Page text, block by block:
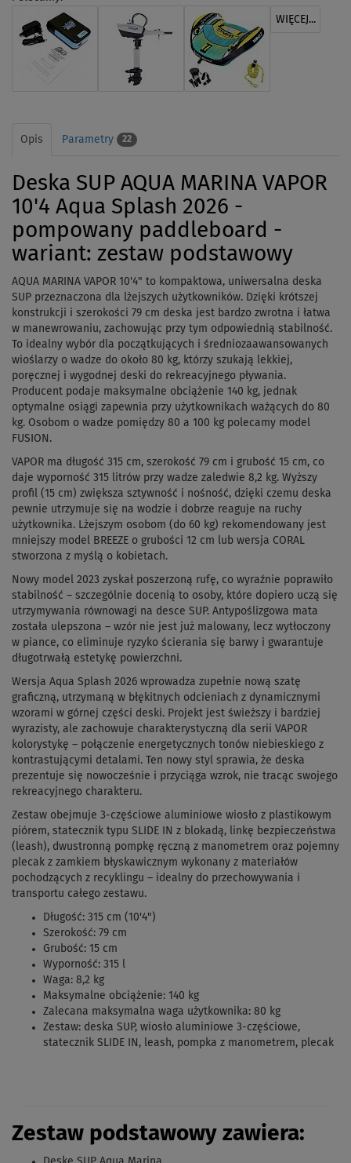
WIĘCEJ...
Opis Parametry 22
Deska SUP AQUA MARINA VAPOR
10'4 Aqua Splash 2026 -
pompowany paddleboard -
wariant: zestaw podstawowy
AQUA MARINA VAPOR 10'4" to kompaktowa, uniwersalna deska
SUP przeznaczona dla lżejszych użytkowników. Dzięki krótszej
konstrukcji i szerokości 79 cm deska jest bardzo zwrotna i łatwa
w manewrowaniu, zachowując przy tym odpowiednią stabilność.
To idealny wybór dla początkujących i średniozaawansowanych
wioślarzy o wadze do około 80 kg, którzy szukają lekkiej,
poręcznej i wygodnej deski do rekreacyjnego pływania.
Producent podaje maksymalne obciążenie 140 kg, jednak
optymalne osiągi zapewnia przy użytkownikach ważących do 80
kg. Osobom o wadze pomiędzy 80 a 100 kg polecamy model
FUSION.
VAPOR ma długość 315 cm, szerokość 79 cm i grubość 15 cm, co
daje wyporność 315 litrów przy wadze zaledwie 8,2 kg. Wyższy
profil (15 cm) zwiększa sztywność i nośność, dzięki czemu deska
pewnie utrzymuje się na wodzie i dobrze reaguje na ruchy
użytkownika. Lżejszym osobom (do 60 kg) rekomendowany jest
mniejszy model BREEZE o grubości 12 cm lub wersja CORAL
stworzona z myślą o kobietach.
Nowy model 2023 zyskał poszerzoną rufę, co wyraźnie poprawiło
stabilność – szczególnie docenią to osoby, które dopiero uczą się
utrzymywania równowagi na desce SUP. Antypoślizgowa mata
została ulepszona – wzór nie jest już malowany, lecz wytłoczony
w piance, co eliminuje ryzyko ścierania się barwy i gwarantuje
długotrwałą estetykę powierzchni.
Wersja Aqua Splash 2026 wprowadza zupełnie nową szatę
graficzną, utrzymaną w błękitnych odcieniach z dynamicznymi
wzorami w górnej części deski. Projekt jest świeższy i bardziej
wyrazisty, ale zachowuje charakterystyczną dla serii VAPOR
kolorystykę – połączenie energetycznych tonów niebieskiego z
kontrastującymi detalami. Ten nowy styl sprawia, że deska
prezentuje się nowocześnie i przyciąga wzrok, nie tracąc swojego
rekreacyjnego charakteru.
Zestaw obejmuje 3-częściowe aluminiowe wiosło z plastikowym
piórem, statecznik typu SLIDE IN z blokadą, linkę bezpieczeństwa
(leash), dwustronną pompkę ręczną z manometrem oraz pojemny
plecak z zamkiem błyskawicznym wykonany z materiałów
pochodzących z recyklingu – idealny do przechowywania i
transportu całego zestawu.
Długość: 315 cm (10'4")
Szerokość: 79 cm
Grubość: 15 cm
Wyporność: 315 l
Waga: 8,2 kg
Maksymalne obciążenie: 140 kg
Zalecana maksymalna waga użytkownika: 80 kg
Zestaw: deska SUP, wiosło aluminiowe 3-częściowe,
statecznik SLIDE IN, leash, pompka z manometrem, plecak
Zestaw podstawowy zawiera: